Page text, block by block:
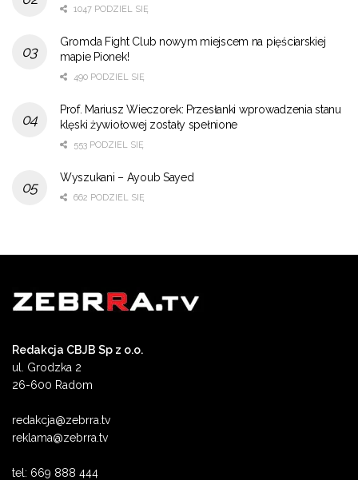
1047 PODZIEL SIĘ
Gromda Fight Club nowym miejscem na pięściarskiej
mapie Pionek!
490 PODZIEL SIĘ
Prof. Mariusz Wieczorek: Przesłanki wprowadzenia stanu
klęski żywiołowej zostały spełnione
553 PODZIEL SIĘ
Wyszukani – Ayoub Sayed
662 PODZIEL SIĘ
Redakcja CBJB Sp z o.o.
ul. Grodzka 2
26-600 Radom
redakcja@zebrra.tv
reklama@zebrra.tv
tel: 669 888 444